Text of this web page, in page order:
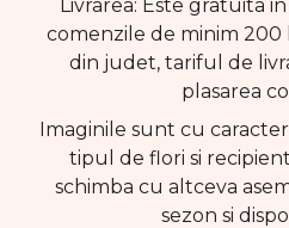
Livrarea: Este gratuita
comenzile de minim
din judet, tariful de
plasarea
Imaginile sunt cu
tipul de flori si
schimba cu altceva
sezon si